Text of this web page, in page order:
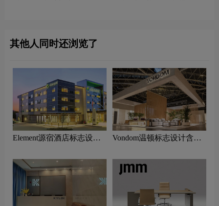
其他人同时还浏览了
Element源宿酒店标志设计
Vondom温顿标志设计含义